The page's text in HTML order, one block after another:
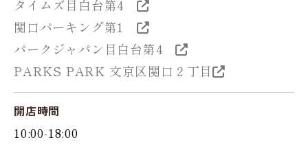
タイムズ目白台第4
関口パーキング第1
パークジャパン目白台第4
PARKS PARK 文京区関口２丁目
開店時間
10:00-18:00